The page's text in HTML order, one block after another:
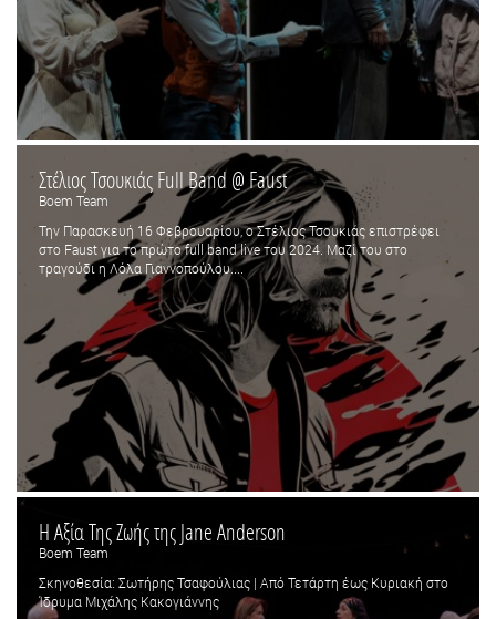
Στέλιος Τσουκιάς Full Band @ Faust
Boem Team
Την Παρασκευή 16 Φεβρουαρίου, ο Στέλιος Τσουκιάς επιστρέφει
στο Faust για το πρώτο full band live του 2024. Μαζί του στο
τραγούδι η Λόλα Γιαννοπούλου....
Η Αξία Της Ζωής της Jane Anderson
Boem Team
Σκηνοθεσία: Σωτήρης Τσαφούλιας | Από Τετάρτη έως Κυριακή στο
Ίδρυμα Μιχάλης Κακογιάννης